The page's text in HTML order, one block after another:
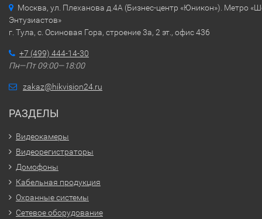
Москва, ул. Плеханова д.4А (Бизнес-центр «Юникон»). Метро
Энтузиастов»
г. Тула, с. Осиновая Гора, строение 3а, 2 эт., офис 436
+7 (499) 444-14-30
Пн—Пт 09:00—18:00
zakaz@hikvision24.ru
РАЗДЕЛЫ
Видеокамеры
Видеорегистраторы
Домофоны
Кабельная продукция
Охранные системы
Сетевое оборудование